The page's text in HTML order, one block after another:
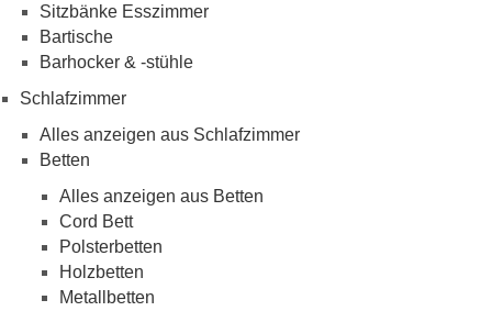
Sitzbänke Esszimmer
Bartische
Barhocker & -stühle
Schlafzimmer
Alles anzeigen aus Schlafzimmer
Betten
Alles anzeigen aus Betten
Cord Bett
Polsterbetten
Holzbetten
Metallbetten